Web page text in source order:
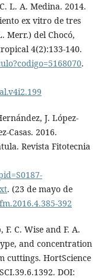
L. A. Medina. 2014.
ex vitro de tres
Merr.) del Chocó,
4(2):133-140.
.
J. López-
Casas. 2016.
Revista Fitotecnia
. (23 de mayo de
392
C. Wise and F. A.
and concentration
cuttings. HortScience
DOI: